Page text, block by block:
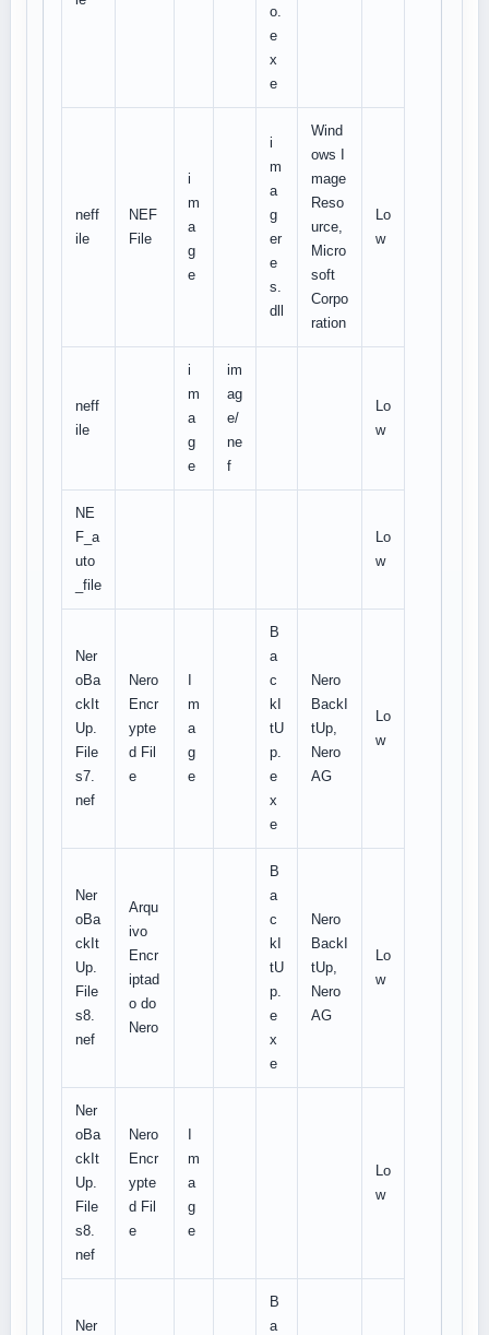
o.
e
x
e
neff
ile
NEF
File
i
m
a
g
e
i
m
a
g
er
e
s.
dll
Wind
ows I
mage
Reso
urce,
Micro
soft
Corpo
ration
Lo
w
neff
ile
i
m
a
g
e
im
ag
e/
ne
f
Lo
w
NE
F_a
uto
_file
Lo
w
Ner
oBa
ckIt
Up.
File
s7.
nef
Nero
Encr
ypte
d Fil
e
m
a
g
e
B
a
c
kI
tU
p.
e
x
e
Nero
BackI
tUp,
Nero
AG
Lo
w
Ner
oBa
ckIt
Up.
File
s8.
nef
Arqu
ivo
Encr
iptad
o do
Nero
B
a
c
kI
tU
p.
e
x
e
Nero
BackI
tUp,
Nero
AG
Lo
w
Ner
oBa
ckIt
Up.
File
s8.
nef
Nero
Encr
ypte
d Fil
e
m
a
g
e
Lo
w
Ner
B
a